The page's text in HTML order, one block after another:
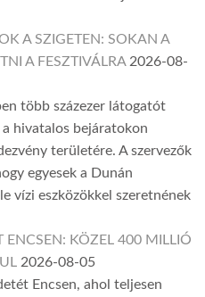
A SZIGETEN: SOKAN A
A FESZTIVÁLRA 2026-08-
több százezer látogatót
hivatalos bejáratokon
területére. A szervezők
egyesek a Dunán
vízi eszközökkel szeretnének
KÖZEL 400 MILLIÓ
2026-08-05
Encsen, ahol teljesen